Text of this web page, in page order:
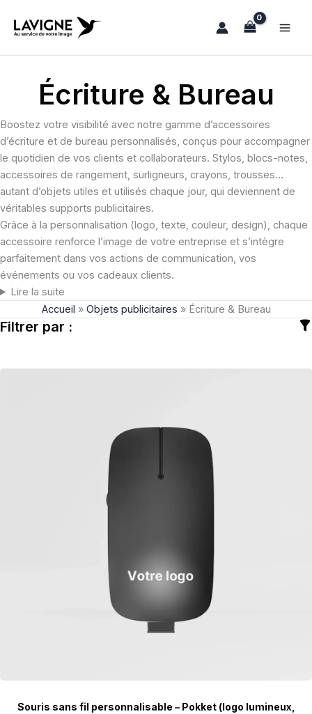
Écriture & Bureau
Boostez votre visibilité avec notre gamme d’accessoires
d’écriture et de bureau personnalisés, conçus pour accompagner
le quotidien de vos clients et collaborateurs. Stylos, blocs-notes,
accessoires de rangement, surligneurs, crayons, trousses…
autant d’objets utiles et utilisés chaque jour, qui deviennent de
véritables supports publicitaires.
Grâce à la personnalisation (logo, texte, couleur, design), chaque
accessoire renforce l’image de votre entreprise et s’intègre
parfaitement dans vos actions de communication, vos
événements ou vos cadeaux clients.
Lire la suite
Accueil » Objets publicitaires » Écriture & Bureau
Filtrer par :
Souris sans fil personnalisable – Pokket (logo lumineux,